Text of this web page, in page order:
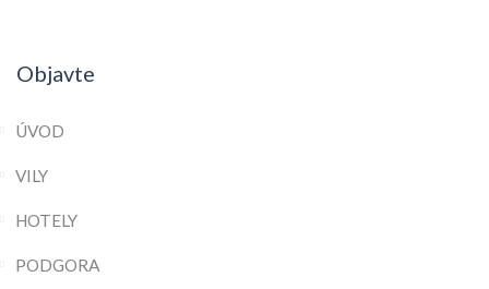
Objavte
ÚVOD
VILY
HOTELY
PODGORA